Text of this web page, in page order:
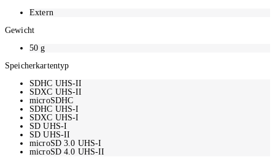
Extern
Gewicht
50g
Speicherkartentyp
SDHC UHS-II
SDXC UHS-II
microSDHC
SDHC UHS-I
SDXC UHS-I
SD UHS-I
SD UHS-II
microSD 3.0 UHS-I
microSD 4.0 UHS-II